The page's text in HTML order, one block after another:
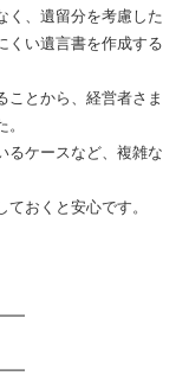
く、遺留分を考慮した
くい遺言書を作成する
ことから、経営者さま
るケースなど、複雑な
おくと安心です。